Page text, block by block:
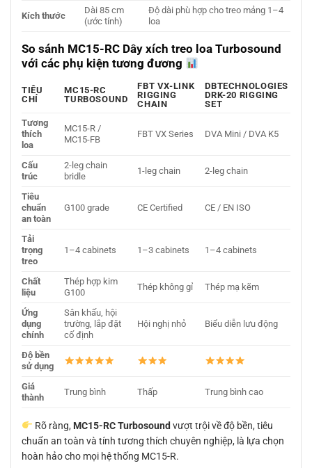
Kích thước
Dài 85 cm
(ước tính)
Độ dài phù hợp cho treo mảng 1–4
loa
So sánh MC15-RC Dây xích treo loa Turbosound
với các phụ kiện tương đương
TIÊU
CHÍ
MC15-RC
TURBOSOUND
FBT VX-LINK
RIGGING
CHAIN
DBTECHNOLOGIES
DRK-20 RIGGING
SET
Tương
thích
loa
MC15-R /
MC15-FB
FBT VX Series DVA Mini / DVA K5
Cấu
trúc
2-leg chain
bridle
1-leg chain 2-leg chain
Tiêu
chuẩn
an toàn
G100 grade CE Certified CE / EN ISO
Tải
trọng
treo
1–4 cabinets 1–3 cabinets 1–4 cabinets
Chất
liệu
Thép hợp kim
G100
Thép không gỉ Thép mạ kẽm
Ứng
dụng
chính
Sân khấu, hội
trường, lắp đặt
cố định
Hội nghị nhỏ Biểu diễn lưu động
Độ bền
sử dụng
Giá
thành
Trung bình Thấp Trung bình cao
Rõ ràng, MC15-RC Turbosound vượt trội về độ bền, tiêu
chuẩn an toàn và tính tương thích chuyên nghiệp, là lựa chọn
hoàn hảo cho mọi hệ thống MC15-R.